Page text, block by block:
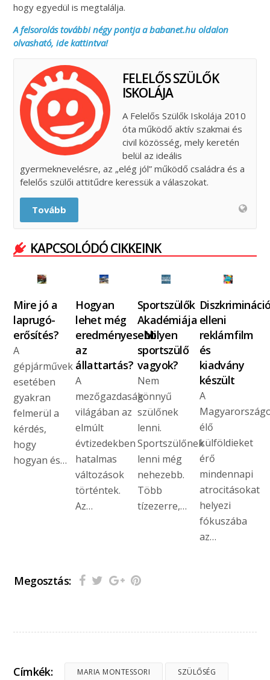
hogy egyedül is megtalálja.
A felsorolás további négy pontja a babanet.hu oldalon
olvasható, ide kattintva!
FELELŐS SZÜLŐK
ISKOLÁJA
A Felelős Szülők Iskolája 2010
óta működő aktív szakmai és
civil közösség, mely keretén
belül az ideális
gyermeknevelésre, az „elég jól” működő családra és a
felelős szülői attitűdre keressük a válaszokat.
Tovább
KAPCSOLÓDÓ CIKKEINK
Mire jó a
laprugó-
erősítés?
A
gépjárművek
esetében
gyakran
felmerül a
kérdés,
hogy
hogyan és…
Hogyan
lehet még
eredményesebb
az
állattartás?
A
mezőgazdaság
világában az
elmúlt
évtizedekben
hatalmas
változások
történtek.
Az…
Sportszülők
Akadémiája
- Milyen
sportszülő
vagyok?
Nem
könnyű
szülőnek
lenni.
Sportszülőnek
lenni még
nehezebb.
Több
tízezerre,…
elleni
reklámfilm
és
kiadvány
készült
A
élő
külföldieket
érő
mindennapi
atrocitásokat
helyezi
fókuszába
az…
Megosztás:
Címkék: MARIA MONTESSORI SZÜLŐSÉG